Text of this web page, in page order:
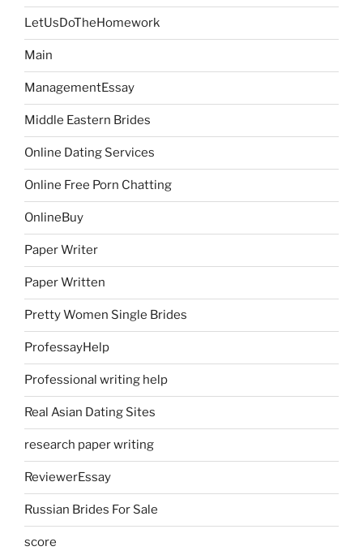
LetUsDoTheHomework
Main
ManagementEssay
Middle Eastern Brides
Online Dating Services
Online Free Porn Chatting
OnlineBuy
Paper Writer
Paper Written
Pretty Women Single Brides
ProfessayHelp
Professional writing help
Real Asian Dating Sites
research paper writing
ReviewerEssay
Russian Brides For Sale
score